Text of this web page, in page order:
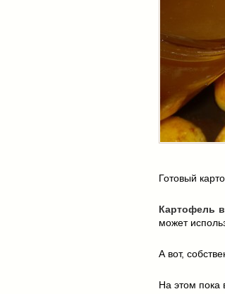
Готовый
Картофель
может
А вот,
На этом пока